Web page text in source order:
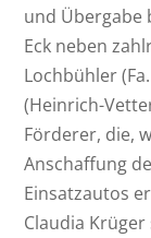
und Übergabe
Eck neben
Lochbühler
(Heinrich-
Förderer, die,
Anschaffung
Einsatzautos
Claudia